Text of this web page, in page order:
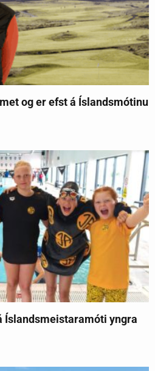
og er efst á Íslandsmótinu
Íslandsmeistaramóti yngra